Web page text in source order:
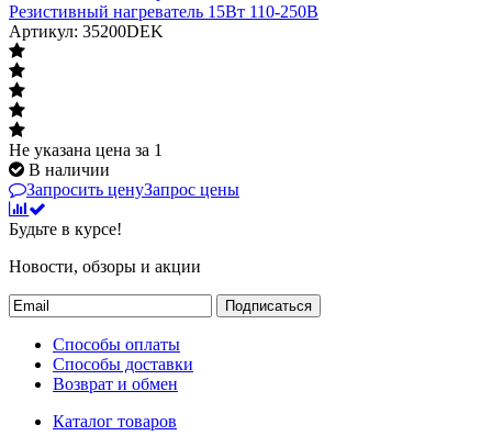
Резистивный нагреватель 15Вт 110-250В
Артикул: 35200DEK
Не указана цена за 1
В наличии
Запросить ценуЗапрос цены
Будьте в курсе!
Новости, обзоры и акции
Подписаться
Способы оплаты
Способы доставки
Возврат и обмен
Каталог товаров